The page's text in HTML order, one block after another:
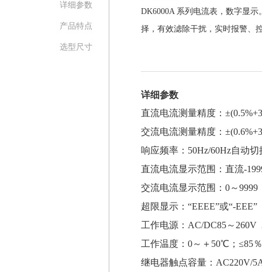
详细参数
产品特点
选型尺寸
DK6000A 系列电流表，数字显
择，有效滤除干扰，实时报警、
详细参数
直流电流测量精度：
交流电流测量精度：
响应频率：50Hz/60Hz自动切
直流电流显示范围：直流-
交流电流显示范围：0～9999
超限显示：“EEEE”或“-EEE”
工作电源：AC/DC85～260V
工作温度：0～＋50℃；≤85
继电器触点容量：AC220V/